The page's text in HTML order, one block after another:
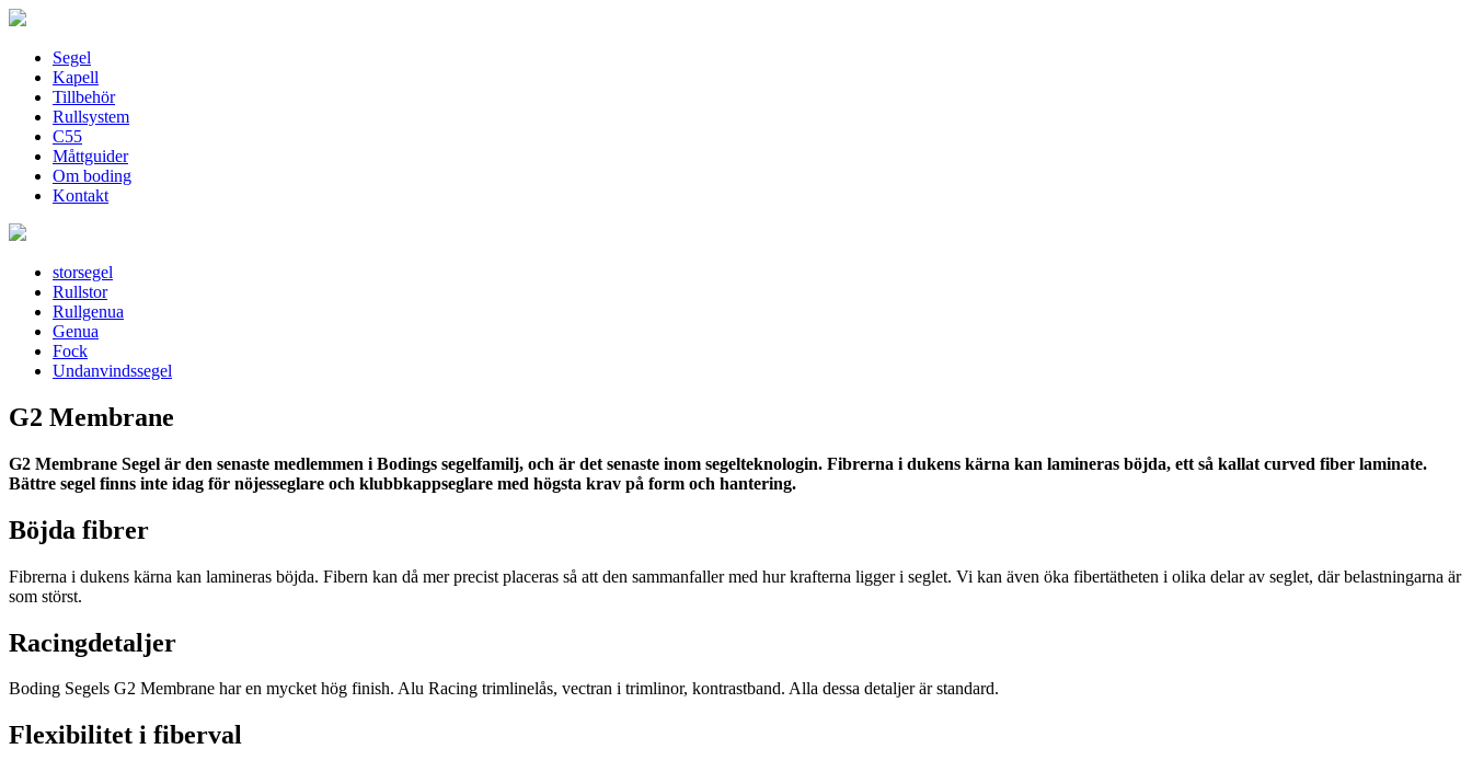
Segel
Kapell
Tillbehör
Rullsystem
C55
Måttguider
Om boding
Kontakt
storsegel
Rullstor
Rullgenua
Genua
Fock
Undanvindssegel
G2 Membrane
G2 Membrane Segel är den senaste medlemmen i Bodings segelfamilj, och är det senaste inom segelteknologin. Fibrerna i dukens kärna kan lamineras böjda, ett så kallat curved fiber laminate.
Bättre segel finns inte idag för nöjesseglare och klubbkappseglare med högsta krav på form och hantering.
Böjda fibrer
Fibrerna i dukens kärna kan lamineras böjda. Fibern kan då mer precist placeras så att den sammanfaller med hur krafterna ligger i seglet. Vi kan även öka fibertätheten i olika delar av seglet, där belastningarna är
som störst.
Racingdetaljer
Boding Segels G2 Membrane har en mycket hög finish. Alu Racing trimlinelås, vectran i trimlinor, kontrastband. Alla dessa detaljer är standard.
Flexibilitet i fiberval